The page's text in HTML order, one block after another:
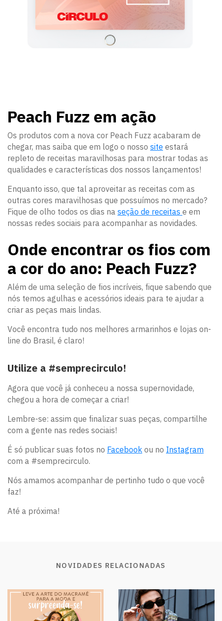
Peach Fuzz em ação
Os produtos com a nova cor Peach Fuzz acabaram de
chegar, mas saiba que em logo o nosso site estará
repleto de receitas maravilhosas para mostrar todas as
qualidades e características dos nossos lançamentos!
Enquanto isso, que tal aproveitar as receitas com as
outras cores maravilhosas que possuímos no mercado?
Fique de olho todos os dias na seção de receitas e em
nossas redes sociais para acompanhar as novidades.
Onde encontrar os fios com
a cor do ano: Peach Fuzz?
Além de uma seleção de fios incríveis, fique sabendo que
nós temos agulhas e acessórios ideais para te ajudar a
criar as peças mais lindas.
Você encontra tudo nos melhores armarinhos e lojas on-
line do Brasil, é claro!
Utilize a #semprecirculo!
Agora que você já conheceu a nossa supernovidade,
chegou a hora de começar a criar!
Lembre-se: assim que finalizar suas peças, compartilhe
com a gente nas redes sociais!
É só publicar suas fotos no Facebook ou no Instagram
com a #semprecirculo.
Nós amamos acompanhar de pertinho tudo o que você
faz!
Até a próxima!
NOVIDADES RELACIONADAS